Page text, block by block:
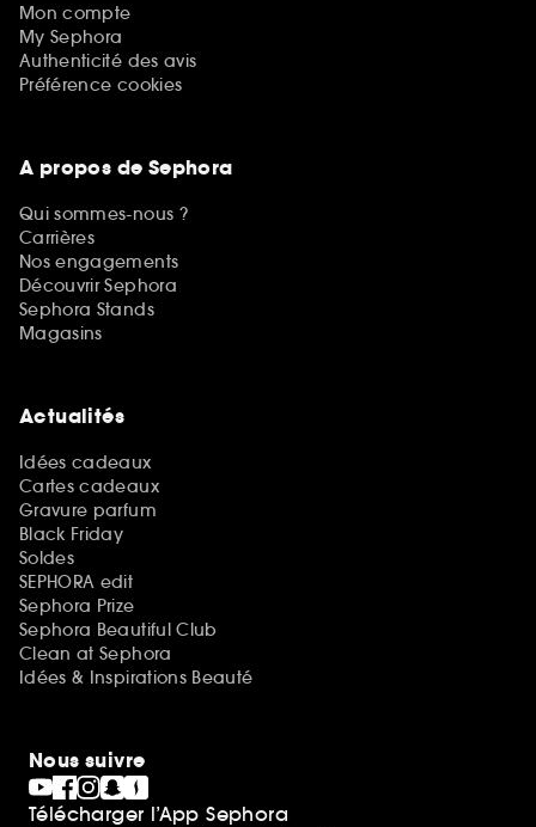
Mon compte
My Sephora
Authenticité des avis
Préférence cookies
A propos de Sephora
Qui sommes-nous ?
Carrières
Nos engagements
Découvrir Sephora
Sephora Stands
Magasins
Actualités
Idées cadeaux
Cartes cadeaux
Gravure parfum
Black Friday
Soldes
SEPHORA edit
Sephora Prize
Sephora Beautiful Club
Clean at Sephora
Idées & Inspirations Beauté
Nous suivre
Télécharger l’App Sephora